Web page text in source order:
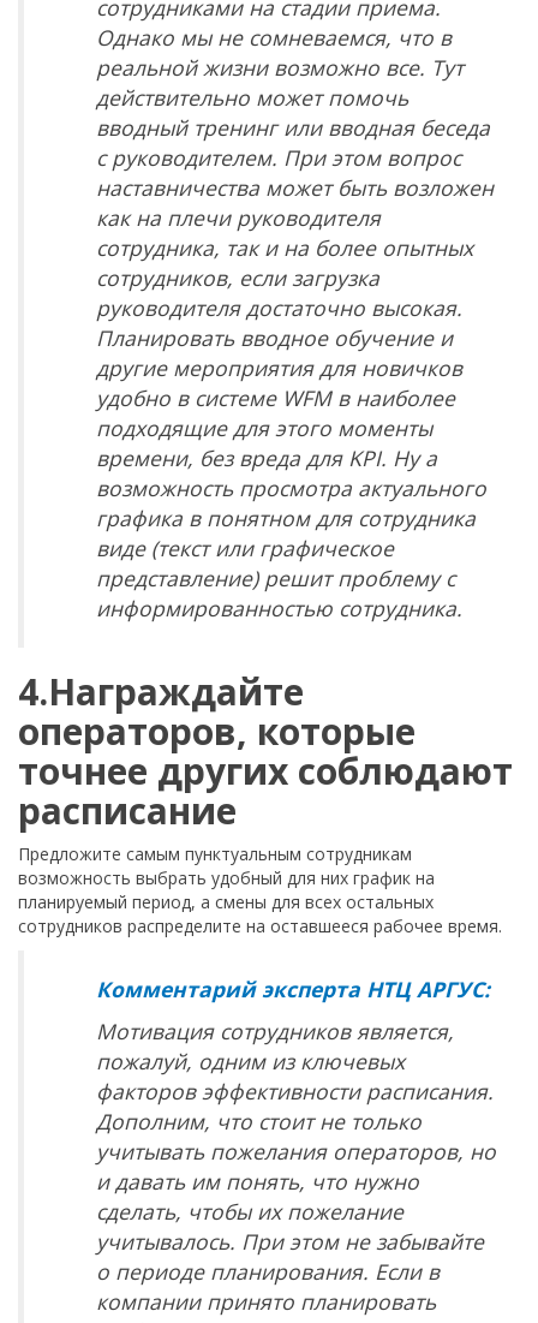
сотрудниками на стадии приема.
Однако мы не сомневаемся, что в
реальной жизни возможно все. Тут
действительно может помочь
вводный тренинг или вводная беседа
с руководителем. При этом вопрос
наставничества может быть возложен
как на плечи руководителя
сотрудника, так и на более опытных
сотрудников, если загрузка
руководителя достаточно высокая.
Планировать вводное обучение и
другие мероприятия для новичков
удобно в системе WFM в наиболее
подходящие для этого моменты
времени, без вреда для KPI. Ну а
возможность просмотра актуального
графика в понятном для сотрудника
виде (текст или графическое
представление) решит проблему с
информированностью сотрудника.
4.Награждайте
операторов, которые
точнее других соблюдают
расписание
Предложите самым пунктуальным сотрудникам
возможность выбрать удобный для них график на
планируемый период, а смены для всех остальных
сотрудников распределите на оставшееся рабочее время.
Комментарий эксперта НТЦ АРГУС:
Мотивация сотрудников является,
пожалуй, одним из ключевых
факторов эффективности расписания.
Дополним, что стоит не только
учитывать пожелания операторов, но
и давать им понять, что нужно
сделать, чтобы их пожелание
учитывалось. При этом не забывайте
о периоде планирования. Если в
компании принято планировать